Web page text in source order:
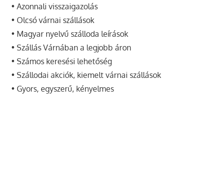
• Azonnali visszaigazolás
• Olcsó várnai szállások
• Magyar nyelvű szálloda leírások
• Szállás Várnában a legjobb áron
• Számos keresési lehetőség
• Szállodai akciók, kiemelt várnai szállások
• Gyors, egyszerű, kényelmes